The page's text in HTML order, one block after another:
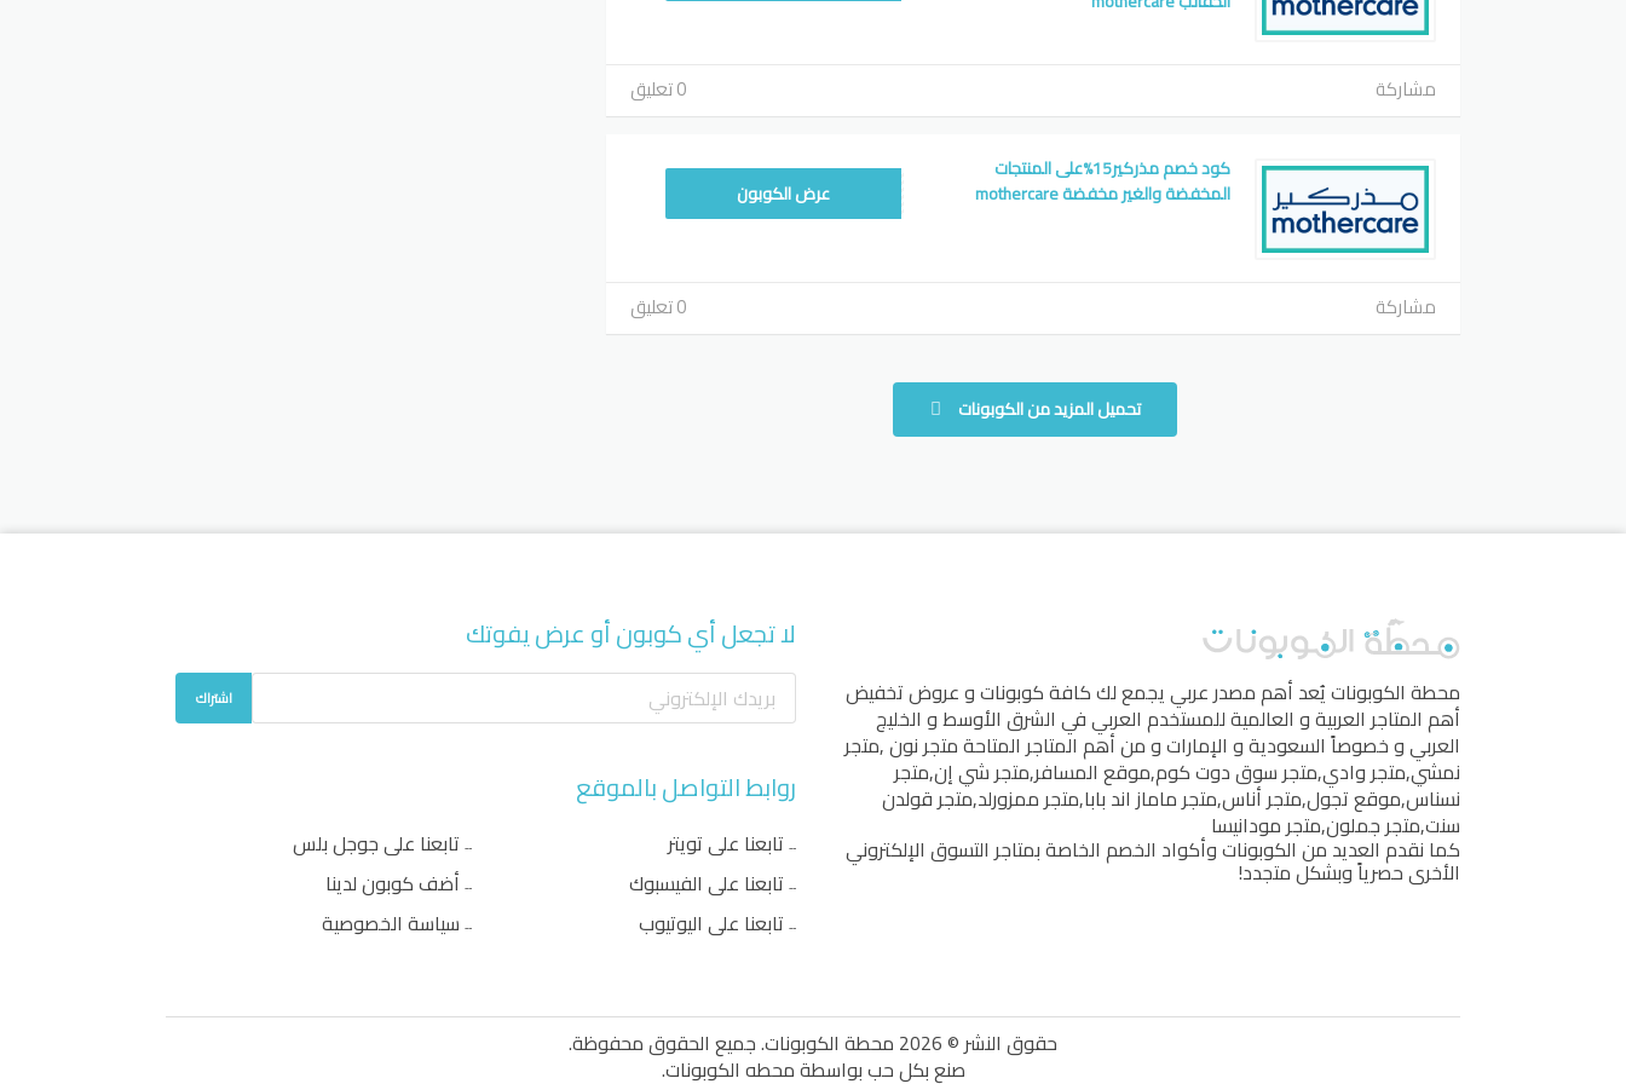
مشاركة 0 تعليق
كود خصم مذركير15%على المنتجات
المخفضة والغير مخفضة mothercare
عرض الكوبون
مشاركة 0 تعليق
تحميل المزيد من الكوبونات
محطة الكوبوناتيُعد أهم مصدر عربي يجمع لك كافة كوبونات و عروض تخفيض
أهم المتاجر العربية و العالمية للمستخدم العربي في الشرق الأوسط و الخليج
العربي و خصوصاً السعودية و الإمارات و من أهم المتاجر المتاحةمتجر نون,متجر
نمشي,متجر وادي,متجر سوق دوت كوم,موقع المسافر,متجر شي إن,متجر
نسناس,موقع تجول,متجر أناس,متجر ماماز اند بابا,متجر ممزورلد,متجر قولدن
سنت,متجر جملون,متجر مودانيسا
كما نقدم العديد من الكوبونات وأكواد الخصم الخاصة بمتاجر التسوق الإلكتروني
الأخرى حصرياً وبشكل متجدد!
لا تجعل أي كوبون أو عرض يفوتك
اشتراك
روابط التواصل بالموقع
تابعنا على تويتر
تابعنا على الفيسبوك
تابعنا على اليوتيوب
تابعنا على جوجل بلس
أضف كوبون لدينا
سياسة الخصوصية
حقوق النشر © 2026 محطة الكوبونات. جميع الحقوق محفوظة.
صنع بكل حب بواسطةمحطه الكوبونات.